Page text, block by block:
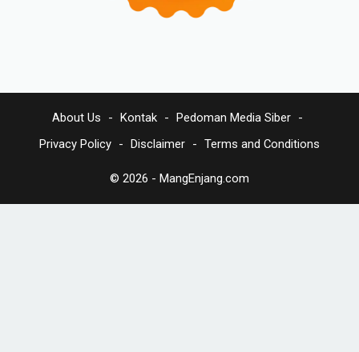
About Us Kontak
Pedoman Media Siber
Privacy Policy
Disclaimer Terms and Conditions
© 2026 - MangEnjang.com